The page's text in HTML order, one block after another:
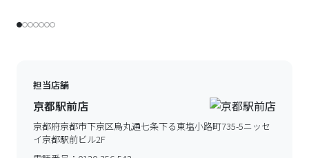
担当店舗
京都駅前店
京都府京都市下京区烏丸通七条下る東塩小路町735-5ニッセ
イ京都駅前ビル2F